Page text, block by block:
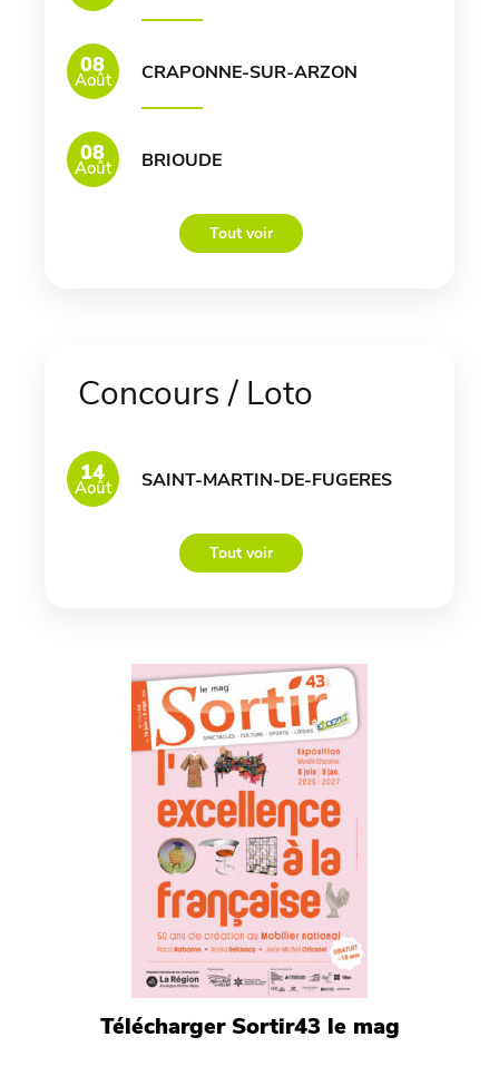
08
Août CRAPONNE-SUR-ARZON
08
Août BRIOUDE
Tout voir
Concours / Loto
14
Août SAINT-MARTIN-DE-FUGERES
Tout voir
Télécharger Sortir43 le mag